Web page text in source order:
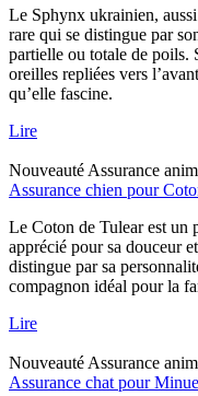
Le Sphynx ukrainien,
rare qui se distingue par
partielle ou totale de poils.
oreilles repliées vers
qu’elle fascine.
Lire
Nouveauté Assurance
Assurance chien pour
Le Coton de Tulear est un
apprécié pour sa douceur
distingue par sa
compagnon idéal pour la
Lire
Nouveauté Assurance
Assurance chat pour